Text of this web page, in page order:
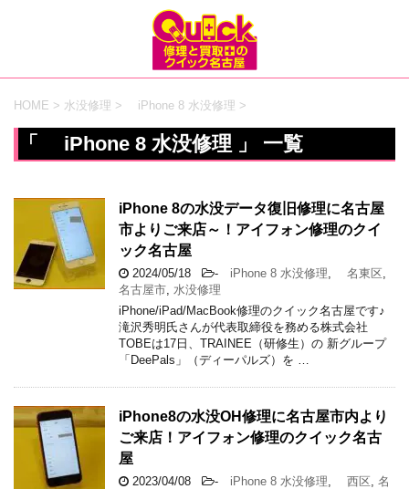
HOME > 水没修理 > iPhone 8 水没修理 >
「 iPhone 8 水没修理 」 一覧
iPhone 8の水没データ復旧修理に名古屋
市よりご来店～！アイフォン修理のクイ
ック名古屋
2024/05/18 - iPhone 8 水没修理 名東区
名古屋市 水没修理
iPhone/iPad/MacBook修理のクイック名古屋です♪
滝沢秀明氏さんが代表取締役を務める株式会社
TOBEは17日、TRAINEE（研修生）の 新グループ
「DeePals」（ディーパルズ）を …
iPhone8の水没OH修理に名古屋市内より
ご来店！アイフォン修理のクイック名古
屋
2023/04/08 - iPhone 8 水没修理 西区 名